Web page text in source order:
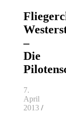
–
Die
7.
April
2013 /